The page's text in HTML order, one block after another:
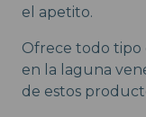
el apetito.
Ofrece todo tipo
en la laguna
de estos